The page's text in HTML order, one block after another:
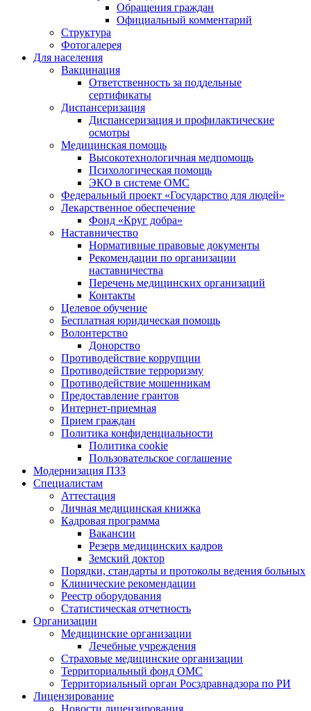
Обращения граждан
Официальный комментарий
Структура
Фотогалерея
Для населения
Вакцинация
Ответственность за поддельные
сертификаты
Диспансеризация
Диспансеризация и профилактические
осмотры
Медицинская помощь
Высокотехнологичная медпомощь
Психологическая помощь
ЭКО в системе ОМС
Федеральный проект «Государство для людей»
Лекарственное обеспечение
Фонд «Круг добра»
Наставничество
Нормативные правовые документы
Рекомендации по организации
наставничества
Перечень медицинских организаций
Контакты
Целевое обучение
Бесплатная юридическая помощь
Волонтерство
Донорство
Противодействие коррупции
Противодействие терроризму
Противодействие мошенникам
Предоставление грантов
Интернет-приемная
Прием граждан
Политика конфиденциальности
Политика cookie
Пользовательское соглашение
Модернизация ПЗЗ
Специалистам
Аттестация
Личная медицинская книжка
Кадровая программа
Вакансии
Резерв медицинских кадров
Земский доктор
Порядки, стандарты и протоколы ведения больных
Клинические рекомендации
Реестр оборудования
Статистическая отчетность
Организации
Медицинские организации
Лечебные учреждения
Страховые медицинские организации
Территориальный фонд ОМС
Территориальный орган Росздравнадзора по РИ
Лицензирование
Новости лицензирования